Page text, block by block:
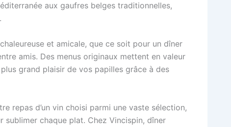
aux gaufres belges traditionnelles,
et amicale, que ce soit pour un dîner
amis. Des menus originaux mettent en valeur
grand plaisir de vos papilles grâce à des
repas d’un vin choisi parmi une vaste sélection,
sublimer chaque plat. Chez Vincispin, dîner